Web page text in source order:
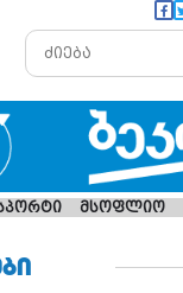
მსოფლიო